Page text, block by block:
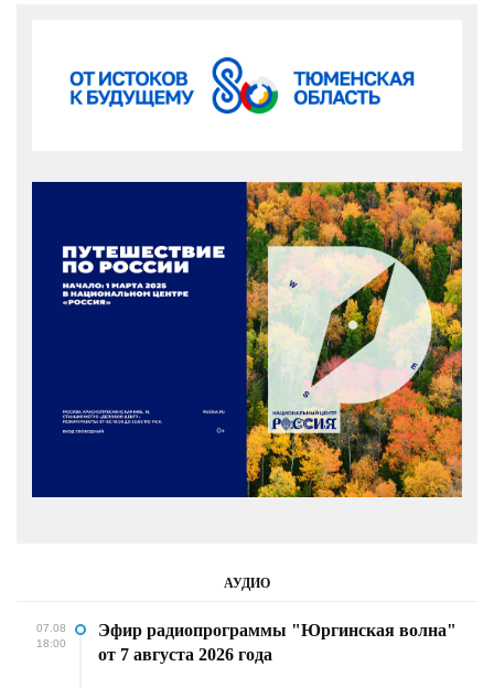
АУДИО
07.08
18:00
Эфир радиопрограммы "Юргинская волна"
от 7 августа 2026 года